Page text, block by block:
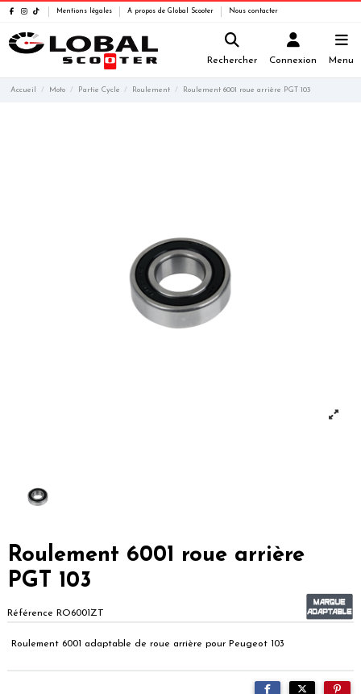
Mentions légales A propos de Global Scooter Nous contacter
Rechercher Connexion Menu
Accueil Moto Partie Cycle Roulement Roulement 6001 roue arrière PGT 103
Roulement 6001 roue arrière
PGT 103
Référence RO6001ZT
Roulement 6001 adaptable de roue arrière pour Peugeot 103